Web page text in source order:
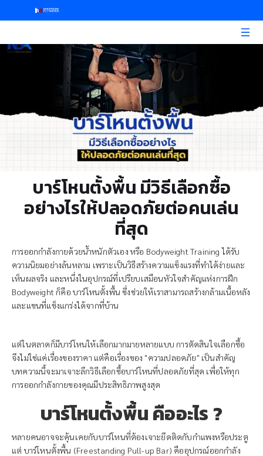
บาร์โหนตั้งพื้น มีวิธีเลือกซื้อ
อย่างไรให้ปลอดภัยต่อคนเล่น
ที่สุด
การออกกำลังกายด้วยน้ำหนักตัวเอง หรือ Bodyweight Training ได้รับ
ความนิยมอย่างล้นหลาม เพราะเป็นวิธีสร้างความแข็งแรงที่ทำได้ง่ายและ
เห็นผลจริง และหนึ่งในอุปกรณ์ที่เปรียบเสมือนหัวใจสำคัญแห่งการฝึก
Bodyweight ก็คือ บาร์โหนตั้งพื้น ซึ่งช่วยให้เราสามารถสร้างกล้ามเนื้อหลัง
และแขนที่แข็งแกร่งได้จากที่บ้าน
แต่ในตลาดก็มีบาร์โหนให้เลือกมากมายหลายแบบ การตัดสินใจเลือกซื้อ
จึงไม่ใช่แค่เรื่องของราคา แต่คือเรื่องของ "ความปลอดภัย" เป็นสำคัญ
บทความนี้จะมาเจาะลึกวิธีเลือกซื้อบาร์โหนที่ปลอดภัยที่สุด เพื่อให้ทุก
การออกกำลังกายของคุณมีประสิทธิภาพสูงสุด
บาร์โหนตั้งพื้น คืออะไร ?
หลายคนอาจจะคุ้นเคยกับบาร์โหนที่ต้องเจาะยึดติดกับกำแพงหรือประตู
แต่ บาร์โหนตั้งพื้น (Freestanding Pull-up Bar) คืออุปกรณ์ออกกำลัง